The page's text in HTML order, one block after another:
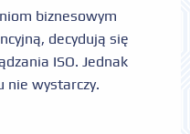
biznesowym
decydują się
ISO. Jednak
nie wystarczy.